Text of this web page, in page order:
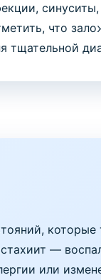
что
которые
—
или